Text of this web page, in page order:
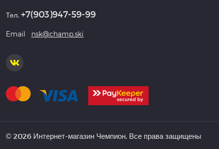
Тел. +7(903)947-59-99
Email nsk@champ.ski
© 2026 Интернет-магазин Чемпион. Все права защищены